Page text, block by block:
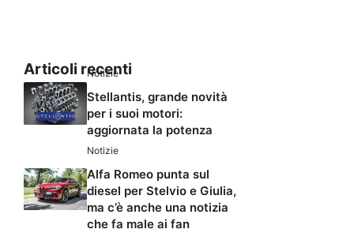
Articoli recenti
Notizie
Stellantis, grande novità
per i suoi motori:
aggiornata la potenza
Notizie
Alfa Romeo punta sul
diesel per Stelvio e Giulia,
ma c’è anche una notizia
che fa male ai fan